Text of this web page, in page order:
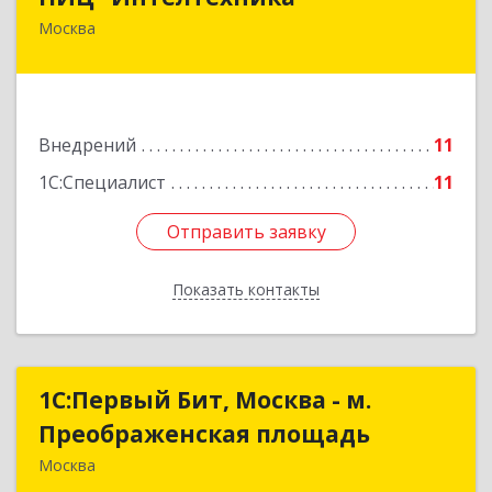
Москва
Внедрений
11
1С:Специалист
11
Отправить заявку
Показать контакты
125040, Москва г, вн.тер.г. муниципальный
Подробнее
Отправить заявку
Назад
1С:Первый Бит, Москва - м.
Преображенская площадь
Москва
1С:Первый Бит, Москва - м.
Преображенская площадь